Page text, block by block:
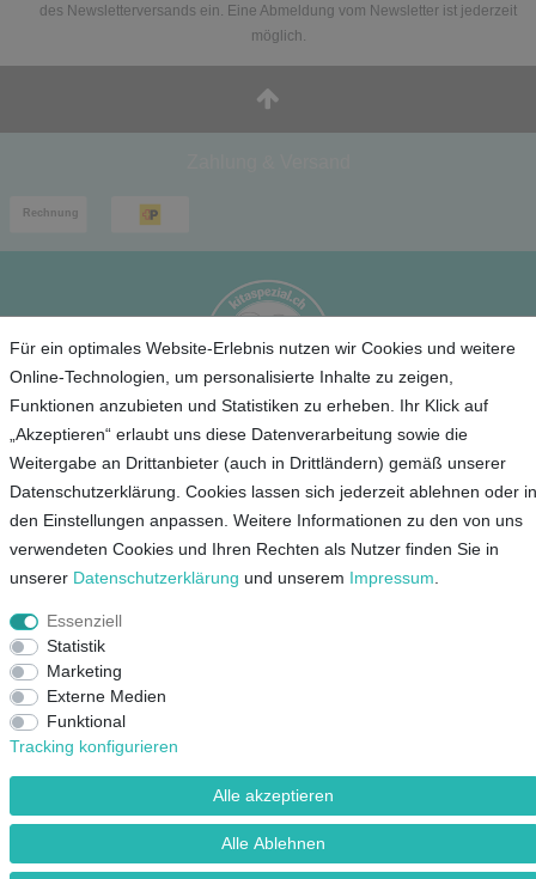
des Newsletterversands ein. Eine Abmeldung vom Newsletter ist jederzeit
möglich.
Für ein optimales Website-Erlebnis nutzen wir Cookies und weitere
Online-Technologien, um personalisierte Inhalte zu zeigen,
Funktionen anzubieten und Statistiken zu erheben. Ihr Klick auf
„Akzeptieren“ erlaubt uns diese Datenverarbeitung sowie die
Weitergabe an Drittanbieter (auch in Drittländern) gemäß unserer
Datenschutzerklärung. Cookies lassen sich jederzeit ablehnen oder in
den Einstellungen anpassen. Weitere Informationen zu den von uns
verwendeten Cookies und Ihren Rechten als Nutzer finden Sie in
unserer Daten­schutz­erklärung und unserem Impressum
Essenziell
Statistik
Marketing
Externe Medien
Funktional
Tracking konfigurieren
Alle akzeptieren
Alle Ablehnen
Unternehmen
Kontakt
Datenschutz
Impressum
© Copyright 2026 Lieblingsshop GmbH | Alle Rechte vorbehalten.